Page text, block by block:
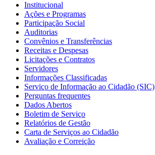
Institucional
Ações e Programas
Participação Social
Auditorias
Convênios e Transferências
Receitas e Despesas
Licitações e Contratos
Servidores
Informações Classificadas
Serviço de Informação ao Cidadão (SIC)
Perguntas frequentes
Dados Abertos
Boletim de Serviço
Relatórios de Gestão
Carta de Serviços ao Cidadão
Avaliação e Correição